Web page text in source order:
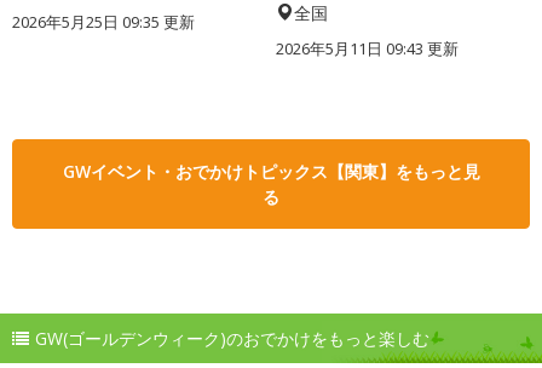
2026年5月25日 09:35 更新 全国
2026年5月11日 09:43 更新
GWイベント・おでかけトピックス【関東】をもっと見
る
GW(ゴールデンウィーク)のおでかけをもっと楽しむ